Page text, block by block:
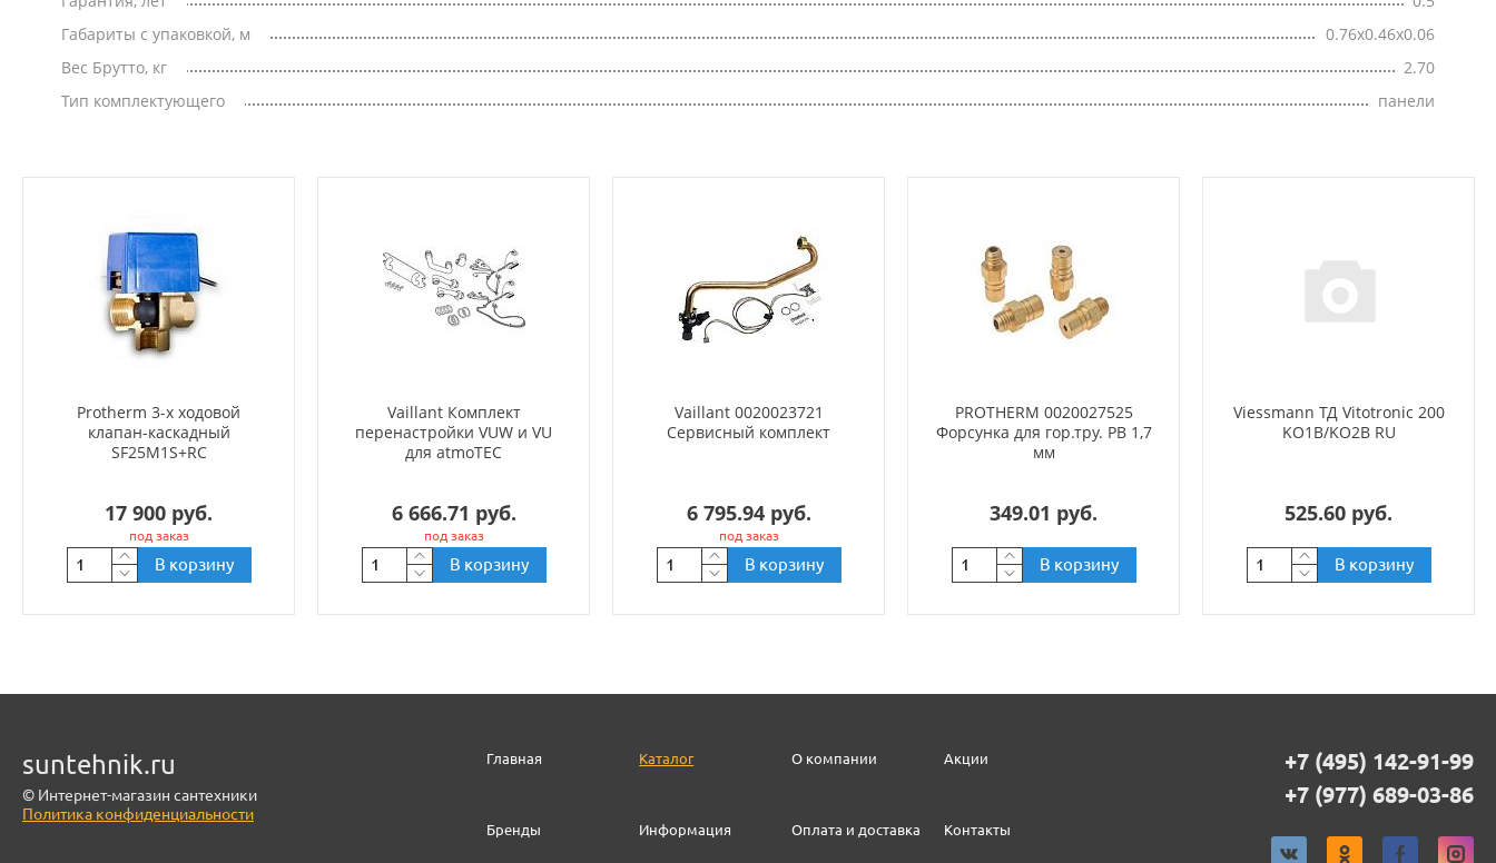
Габариты с упаковкой, м
0.76x0.46x0.06
Вес Брутто, кг
2.70
Тип комплектующего
панели
Protherm 3-х ходовой
клапан-каскадный
SF25M1S+RC
17 900 руб.
под заказ
В корзину
Vaillant Комплект
перенастройки VUW и VU
для atmoTEC
6 666.71 руб.
под заказ
В корзину
Vaillant 0020023721
Сервисный комплект
6 795.94 руб.
под заказ
В корзину
PROTHERM 0020027525
Форсунка для гор.тру. РВ 1,7
мм
349.01 руб.
В корзину
Viessmann ТД Vitotronic 200
KO1B/KO2B RU
525.60 руб.
В корзину
suntehnik.ru
© Интернет-магазин сантехники
Политика конфиденциальности
Главная Каталог О компании Акции
Бренды Информация Оплата и доставка Контакты
+7 (495) 142-91-99
+7 (977) 689-03-86